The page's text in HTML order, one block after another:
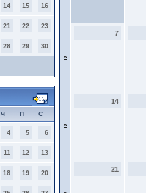
14 15 16
21 22 23
28 29 30
Ч П С
4 5 6
11 12 13
18 19 20
»
7
»
14
21